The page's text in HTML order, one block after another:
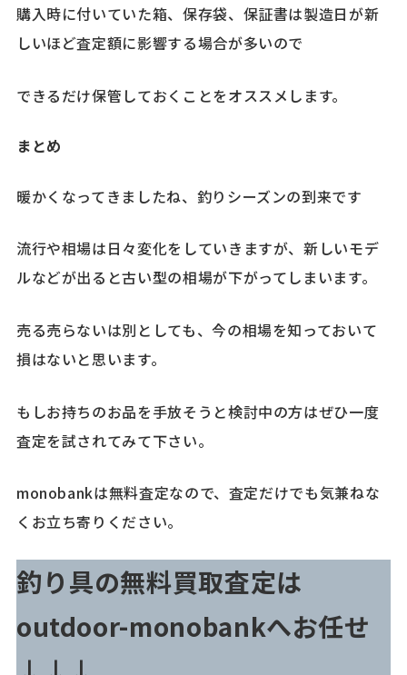
購入時に付いていた箱、保存袋、保証書は製造日が新
しいほど査定額に影響する場合が多いので
できるだけ保管しておくことをオススメします。
まとめ
暖かくなってきましたね、釣りシーズンの到来です
流行や相場は日々変化をしていきますが、新しいモデ
ルなどが出ると古い型の相場が下がってしまいます。
売る売らないは別としても、今の相場を知っておいて
損はないと思います。
もしお持ちのお品を手放そうと検討中の方はぜひ一度
査定を試されてみて下さい。
monobankは無料査定なので、査定だけでも気兼ねな
くお立ち寄りください。
釣り具の無料買取査定は
outdoor-monobankへお任せ